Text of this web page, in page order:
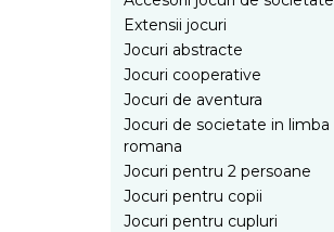
Jocuri pentru 2 persoane
Game cunoscute
Orchard Games
Extensii jocuri
Jocuri abstracte
Jocuri cooperative
Jocuri de aventura
Jocuri de societate in limba
romana
Jocuri pentru 2 persoane
Jocuri pentru copii
Jocuri pentru cupluri